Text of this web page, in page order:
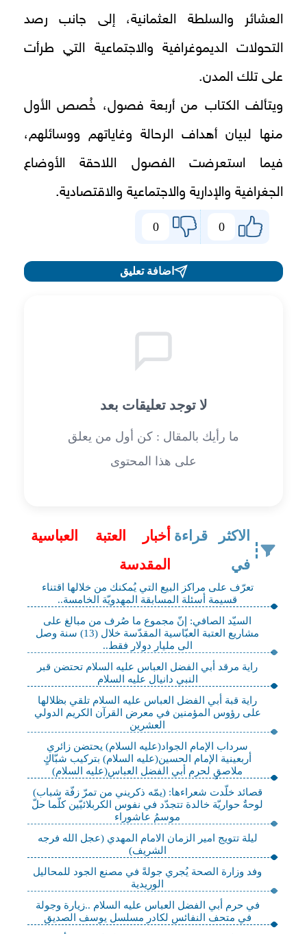
العشائر والسلطة العثمانية، إلى جانب رصد
التحولات الديموغرافية والاجتماعية التي طرأت
على تلك المدن.
ويتألف الكتاب من أربعة فصول، خُصص الأول
منها لبيان أهداف الرحالة وغاياتهم ووسائلهم،
فيما استعرضت الفصول اللاحقة الأوضاع
الجغرافية والإدارية والاجتماعية والاقتصادية.
0
0
اضافة تعليق
لا توجد تعليقات بعد
ما رأيك بالمقال : كن أول من يعلق
على هذا المحتوى
الاكثر قراءة
في
أخبار العتبة العباسية
المقدسة
تعرّف على مراكز البيع التي يُمكنك من خلالها اقتناء
قسيمة أسئلة المسابقة المهدويّة الخامسة..
السيّد الصافي: إنّ مجموع ما صُرف من مبالغ على
مشاريع العتبة العبّاسية المقدّسة خلال (13) سنة وصل
الى مليار دولار فقط..
راية مرقد أبي الفضل العباس عليه السلام تحتضن قبر
النبي دانيال عليه السلام
راية قبة أبي الفضل العباس عليه السلام تلقي بظلالها
على رؤوس المؤمنين في معرض القرآن الكريم الدولي
العشرين
سرداب الإمام الجواد(عليه السلام) يحتضن زائري
أربعينية الإمام الحسين(عليه السلام) بتركيب شبّاكٍ
ملاصقٍ لحرم أبي الفضل العباس(عليه السلام)
قصائد خلّدت شعراءها: (يمّه ذكريني من تمرّ زفّة شباب)
لوحةٌ حواريّة خالدة تتجدّد في نفوس الكربلائيّين كلّما حلّ
موسمُ عاشوراء
ليلة تتويج امير الزمان الامام المهدي (عجل الله فرجه
الشريف)
وفد وزارة الصحة يُجري جولةً في مصنع الجود للمحاليل
الوريدية
في حرم أبي الفضل العباس عليه السلام ..زيارة وجولة
في متحف النفائس لكادر مسلسل يوسف الصديق